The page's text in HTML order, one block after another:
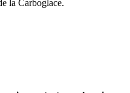
la Carboglace.